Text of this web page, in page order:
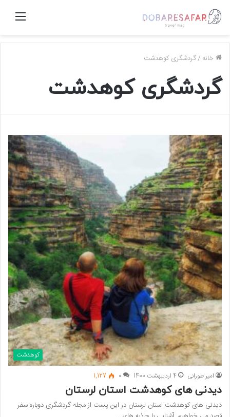
منو
خانه /گردشگری کوهدشت
گردشگری کوهدشت
کوهدشت
امیر طورانی 4 اردیبهشت 1400 0
1,127
دیدنی های کوهدشت استان لرستان
دیدنی های کوهدشت استان لرستان در این پست از مجله گردشگری دوباره سفر